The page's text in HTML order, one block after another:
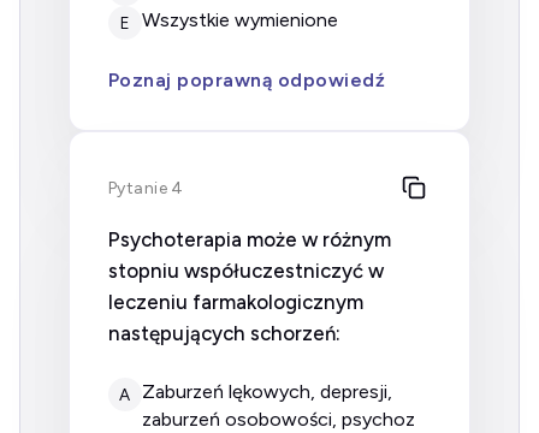
E Wszystkie wymienione
Poznaj poprawną odpowiedź
Pytanie 4
Psychoterapia może w różnym
stopniu współuczestniczyć w
leczeniu farmakologicznym
następujących schorzeń:
A
zaburzeń lękowych, depresji,
zaburzeń osobowości, psychoz